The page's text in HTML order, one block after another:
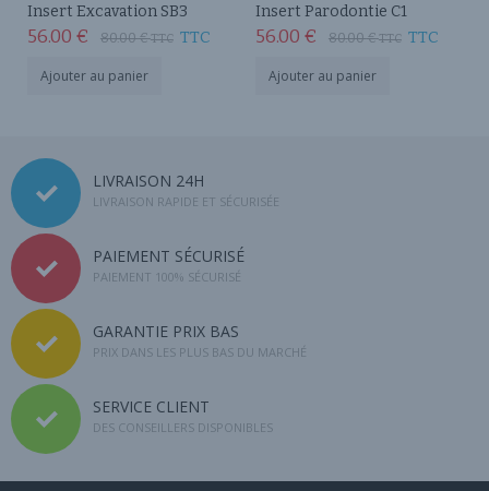
Insert Excavation SB3
80.00€TTC
56.00 € TTC
Ajouter au panier
Insert Parodontie C1
80.00€TTC
56.00 € TTC
Ajouter au panier
LIVRAISON 24H
LIVRAISON RAPIDE ET SÉCURISÉE
PAIEMENT SÉCURISÉ
PAIEMENT 100% SÉCURISÉ
GARANTIE PRIX BAS
PRIX DANS LES PLUS BAS DU MARCHÉ
SERVICE CLIENT
DES CONSEILLERS DISPONIBLES